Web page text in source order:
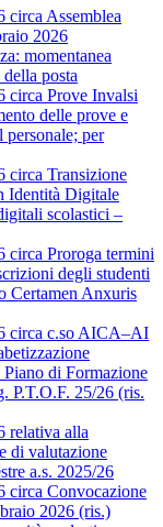
circa Assemblea
2026
momentanea
posta
circa Prove Invalsi
delle prove e
per
circa Transizione
Identità Digitale
scolastici –
circa Proroga termini
degli studenti
Certamen Anxuris
circa c.so AICA–AI
di Formazione
P.T.O.F. 25/26 (ris.
relativa alla
di valutazione
a.s. 2025/26
circa Convocazione
2026 (ris.)